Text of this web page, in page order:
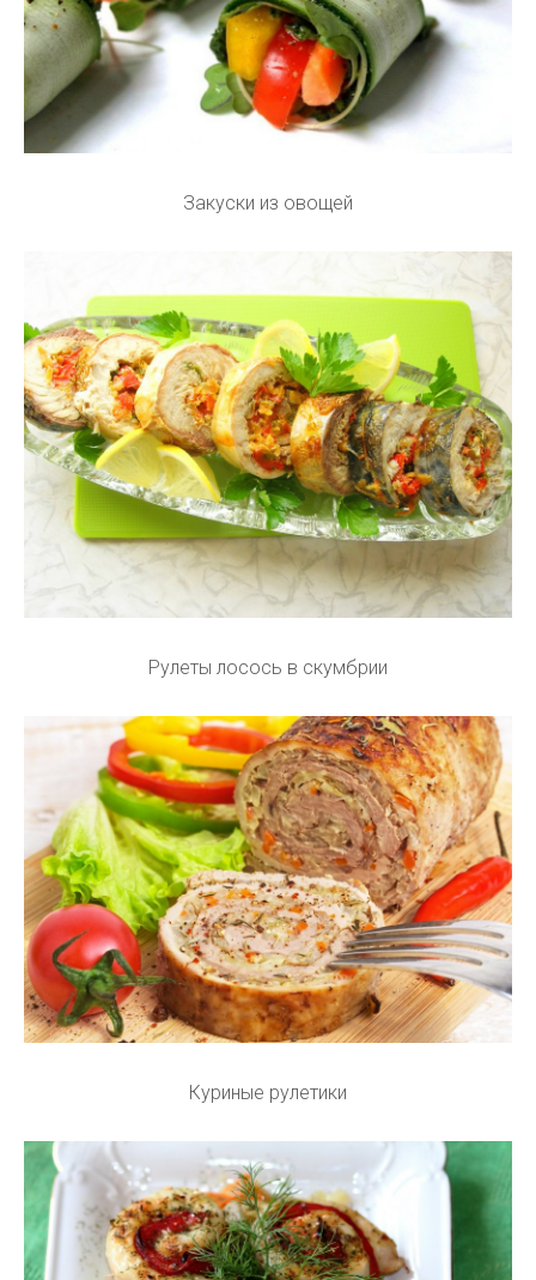
Закуски из овощей
Рулеты лосось в скумбрии
Куриные рулетики